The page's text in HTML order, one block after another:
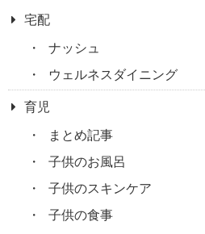
宅配
ナッシュ
ウェルネスダイニング
育児
まとめ記事
子供のお風呂
子供のスキンケア
子供の食事